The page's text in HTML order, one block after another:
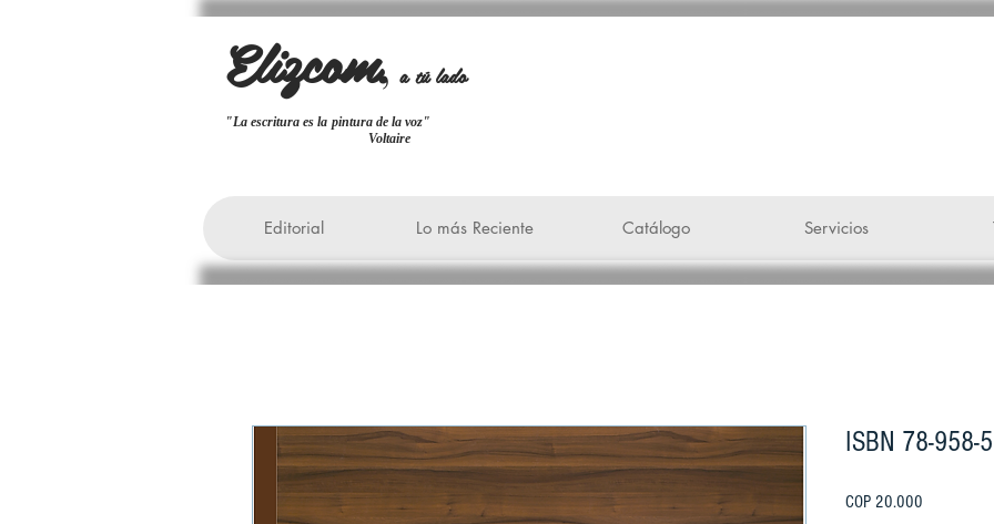
Elizcom, a tú lado
"La escritura es la pintura de la voz"
Voltaire
Editorial Lo más Reciente Catálogo Servicios
ISBN 78-958-
COP 20.000